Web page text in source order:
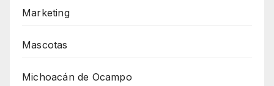
Marketing
Mascotas
Michoacán de Ocampo